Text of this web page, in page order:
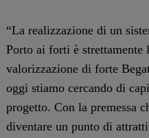
“La realizzazione di un
Porto ai forti è strettamente
valorizzazione di forte
oggi stiamo cercando di
progetto. Con la premessa
diventare un punto di